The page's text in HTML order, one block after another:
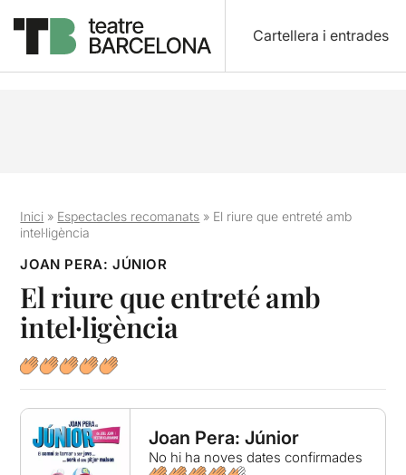
Cartellera i entrades
Inici » Espectacles recomanats » El riure que entreté amb
intel·ligència
JOAN PERA: JÚNIOR
El riure que entreté amb
intel·ligència
Joan Pera: Júnior
No hi ha noves dates confirmades